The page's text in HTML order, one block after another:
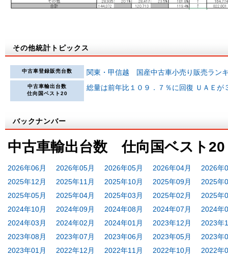
その他統計トピックス
中古車登録販売台数 関東・甲信越 国産中古車小売り販売ラン
中古車輸出台数
仕向国ベスト20
総量は前年比１０９．７％に回復 ＵＡＥ
バックナンバー
中古車輸出台数 仕向国ベスト20
2026年06月 2026年05月 2026年05月 2026年04月
2026年
2025年12月
2025年11月 2025年10月 2025年09月
2025年
2025年05月
2025年04月 2025年03月 2025年02月
2025年
2024年10月
2024年09月 2024年08月 2024年07月
2024年
2024年03月
2024年02月 2024年01月 2023年12月
2023年
2023年08月
2023年07月 2023年06月 2023年05月
2023年
2023年01月
2022年12月 2022年11月 2022年10月
2022年